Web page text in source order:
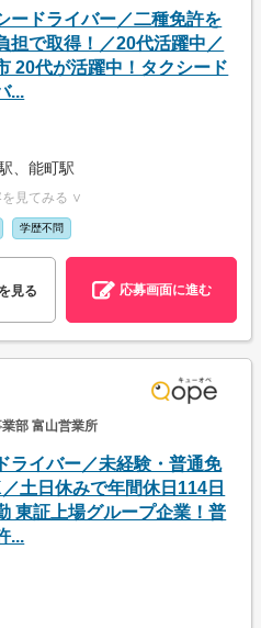
ードライバー／二種免許を
担で取得！／20代活躍中／
20代が活躍中！タクシード
...
、能町駅
見てみる ∨
学歴不問
見る 応募画面に進む
部 富山営業所
ライバー／未経験・普通免
土日休みで年間休日114日
東証上場グループ企業！普
...